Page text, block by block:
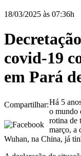
18/03/2025 às 07:36h
covid-19
em Pará
Compartilhar:Há 5
o mundo
rotina de
março, a
Wuhan, na China, já